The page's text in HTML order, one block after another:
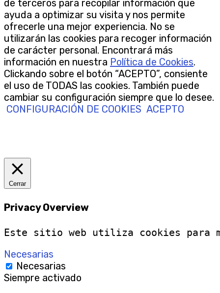
de terceros para recopilar información que
ayuda a optimizar su visita y nos permite
ofrecerle una mejor experiencia. No se
utilizarán las cookies para recoger información
de carácter personal. Encontrará más
información en nuestra Política de Cookies.
Clickando sobre el botón “ACEPTO”, consiente
el uso de TODAS las cookies. También puede
cambiar su configuración siempre que lo desee.
CONFIGURACIÓN DE COOKIES ACEPTO
Cerrar
Privacy Overview
Este sitio web utiliza cookies para
Necesarias
Necesarias
Siempre activado